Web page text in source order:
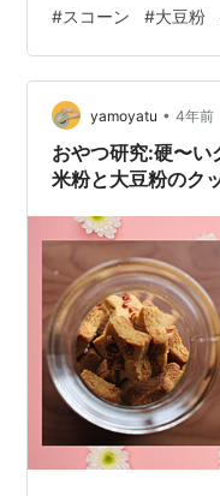
く惣菜系向きのスコ
ってみていますが、
ールだと風味は大き
大豆粉はどうか？？
イマイチ。 大豆粉な
しモソモソ。 （少量
#スコーン #大豆粉
yamoyatu • 4年前
おやつ研究:硬〜
米粉と大豆粉のク